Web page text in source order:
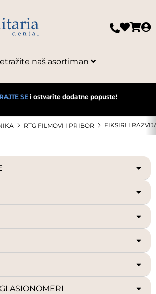
naš asortiman
SEi ostvarite dodatne popuste!
RTG FILMOVI I PRIBOR FIKSIRI I